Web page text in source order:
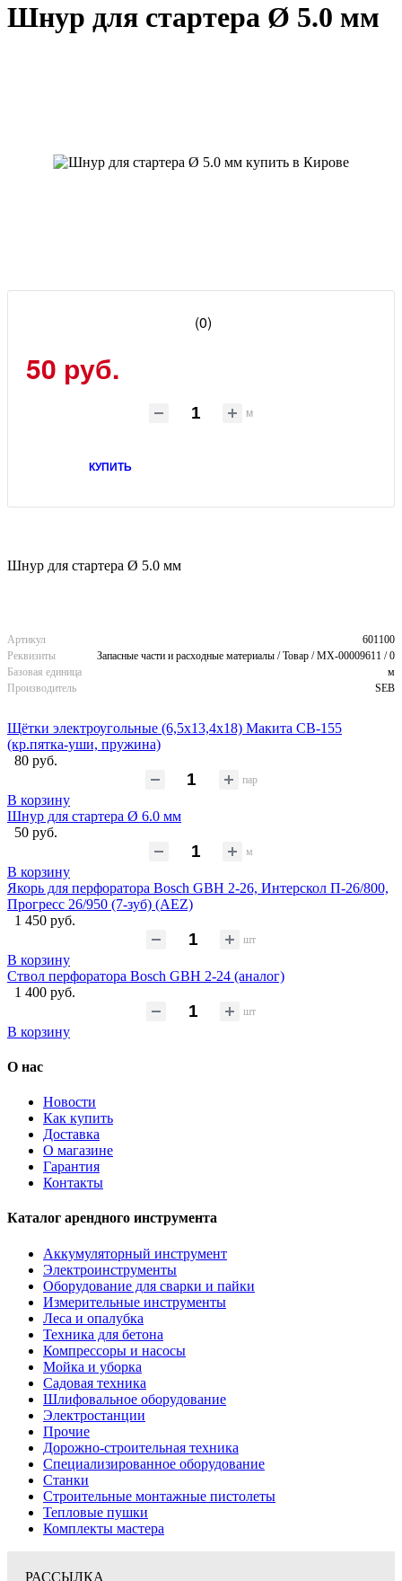
Шнур для стартера Ø 5.0 мм
(0)
50 руб.
м
КУПИТЬ
Шнур для стартера Ø 5.0 мм
Артикул
601100
Реквизиты
Запасные части и расходные материалы / Товар / MX-00009611 / 0
Базовая единица
м
Производитель
SEB
Щётки электроугольные (6,5х13,4х18) Макита CB-155
(кр.пятка-уши, пружина)
80 руб.
пар
В корзину
Шнур для стартера Ø 6.0 мм
50 руб.
м
В корзину
Якорь для перфоратора Bosch GBH 2-26, Интерскол П-26/800,
Прогресс 26/950 (7-зуб) (AEZ)
1 450 руб.
шт
В корзину
Ствол перфоратора Bosch GBH 2-24 (аналог)
1 400 руб.
шт
В корзину
О нас
Новости
Как купить
Доставка
О магазине
Гарантия
Контакты
Каталог арендного инструмента
Аккумуляторный инструмент
Электроинструменты
Оборудование для сварки и пайки
Измерительные инструменты
Леса и опалубка
Техника для бетона
Компрессоры и насосы
Мойка и уборка
Садовая техника
Шлифовальное оборудование
Электростанции
Прочие
Дорожно-строительная техника
Специализированное оборудование
Станки
Строительные монтажные пистолеты
Тепловые пушки
Комплекты мастера
РАССЫЛКА